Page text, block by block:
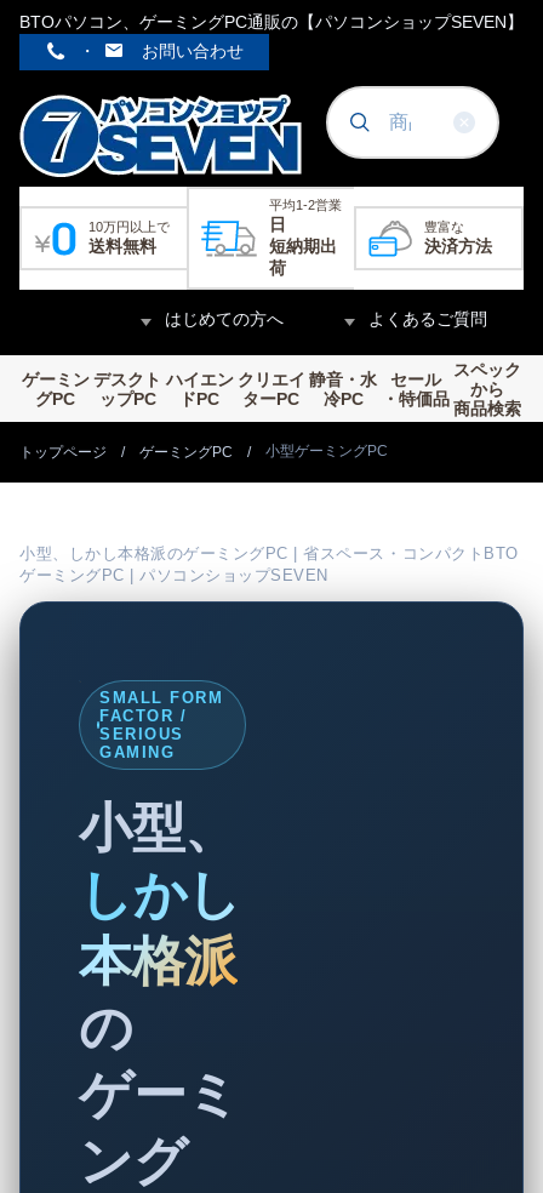
BTOパソコン、ゲーミングPC通販の【パソコンショップSEVEN】
・
お問い合わせ
10万円以上で
送料無料
平均1-2営業
日
短納期出
荷
豊富な
決済方法
はじめての方へ よくあるご質問
ゲーミン
グPC
デスクト
ップPC
ハイエン
ドPC
クリエイ
ターPC
静音・水
冷PC
セール
・特価品
スペック
から
商品検索
トップページ ゲーミングPC 小型ゲーミングPC
小型、しかし本格派のゲーミングPC | 省スペース・コンパクトBTO
ゲーミングPC | パソコンショップSEVEN
SMALL FORM
FACTOR /
SERIOUS
GAMING
小型、
しかし
本格派
の
ゲーミ
ング